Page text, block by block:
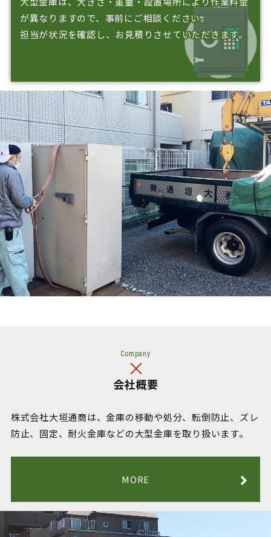
が異なりますので、 事前にご相談ください。
担当が状況を確認し、お見積りさせていただきます。
会社概要
Company
株式会社大垣通商は、金庫の移動や処分、転倒防止、ズレ
防止、固定、耐火金庫などの大型金庫を取り扱います。
MORE